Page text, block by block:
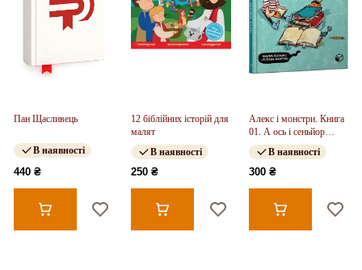
Пан Щасливець
В наявності
440 ₴
12 біблійних історій для
малят
В наявності
250 ₴
Алекс і монстри. Книга
01. А ось і сеньйор
Флат!
В наявності
300 ₴